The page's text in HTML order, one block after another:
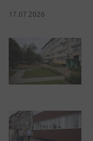
17.07.2026